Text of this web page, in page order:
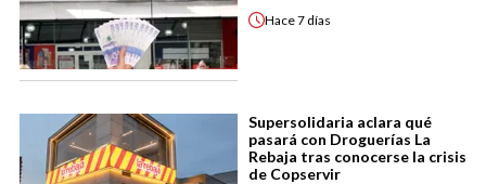
Hace7 días
Supersolidaria aclara qué
pasará con Droguerías La
Rebaja tras conocerse la crisis
de Copservir